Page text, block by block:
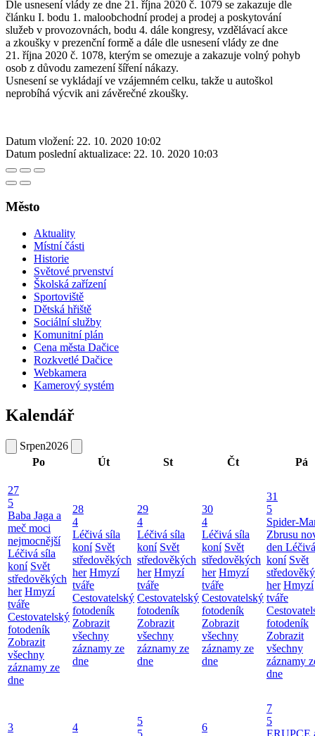
Dle usnesení vlády ze dne 21. října 2020 č. 1079 se zakazuje dle
článku I. bodu 1. maloobchodní prodej a prodej a poskytování
služeb v provozovnách, bodu 4. dále kongresy, vzdělávací akce
a zkoušky v prezenční formě a dále dle usnesení vlády ze dne
21. října 2020 č. 1078, kterým se omezuje a zakazuje volný pohyb
osob z důvodu zamezení šíření nákazy.
Usnesení se vykládají ve vzájemném celku, takže u autoškol
neprobíhá výcvik ani závěrečné zkoušky.
Datum vložení: 22. 10. 2020 10:02
Datum poslední aktualizace: 22. 10. 2020 10:03
Město
Aktuality
Místní části
Historie
Světové prvenství
Školská zařízení
Sportoviště
Dětská hřiště
Sociální služby
Komunitní plán
Cena města Dačice
Rozkvetlé Dačice
Webkamera
Kamerový systém
Kalendář
Srpen2026
Po
Út St Čt Pá
27
5
Baba Jaga a
meč moci
nejmocnější
Léčivá síla
koní Svět
středověkých
her Hmyzí
tváře
Cestovatelský
fotodeník
Zobrazit
všechny
záznamy ze
dne
28
4
Léčivá síla
koní Svět
středověkých
her Hmyzí
tváře
Cestovatelský
fotodeník
Zobrazit
všechny
záznamy ze
dne
29
4
Léčivá síla
koní Svět
středověkých
her Hmyzí
tváře
Cestovatelský
fotodeník
Zobrazit
všechny
záznamy ze
dne
30
4
Léčivá síla
koní Svět
středověkých
her Hmyzí
tváře
Cestovatelský
fotodeník
Zobrazit
všechny
záznamy ze
dne
31
5
Spider-
Zbrusu
den
koní Svět
her Hmyzí
tváře
fotodeník
Zobrazit
všechny
záznamy
dne
3
4
5
6
7
5